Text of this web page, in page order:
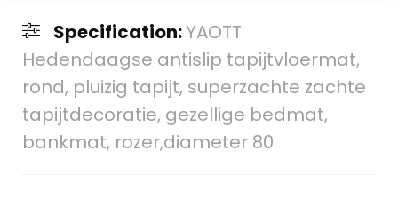
Specification:YAOTT
Hedendaagse antislip tapijtvloermat,
rond, pluizig tapijt, superzachte zachte
tapijtdecoratie, gezellige bedmat,
bankmat, rozer,diameter 80